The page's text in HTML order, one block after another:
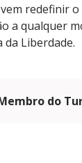
redefinir
a qualquer
da Liberdade.
do